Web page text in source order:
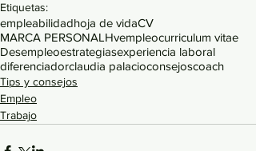
Etiquetas:
empleabilidadhoja de vidaCV
MARCA PERSONALHvempleocurriculum vitae
Desempleoestrategiasexperiencia laboral
diferenciadorclaudia palacioconsejoscoach
Tips y consejos
Empleo
Trabajo